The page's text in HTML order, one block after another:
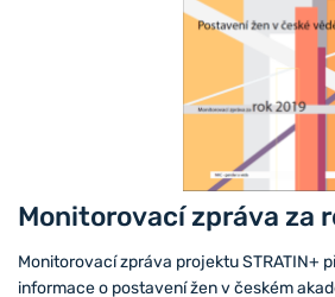
Monitorovací zpráva za
Monitorovací zpráva projektu STRATIN+
informace o postavení žen v českém